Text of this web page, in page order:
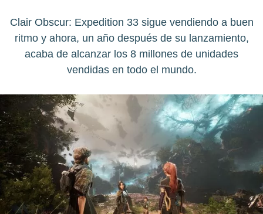
Clair Obscur: Expedition 33 sigue vendiendo a buen
ritmo y ahora, un año después de su lanzamiento,
acaba de alcanzar los 8 millones de unidades
vendidas en todo el mundo.